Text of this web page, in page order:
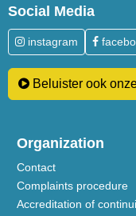
Social Media
instagram
Beluister ook
Organization
Contact
Complaints procedure
Accreditation of